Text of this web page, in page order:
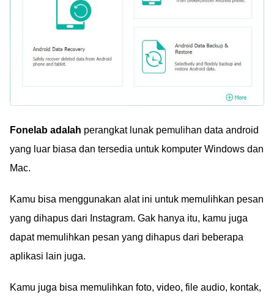
Fonelab adalah perangkat lunak pemulihan data android
yang luar biasa dan tersedia untuk komputer Windows dan
Mac.
Kamu bisa menggunakan alat ini untuk memulihkan pesan
yang dihapus dari Instagram. Gak hanya itu, kamu juga
dapat memulihkan pesan yang dihapus dari beberapa
aplikasi lain juga.
Kamu juga bisa memulihkan foto, video, file audio, kontak,